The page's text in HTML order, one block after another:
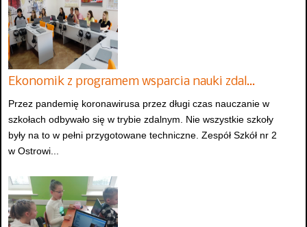
Ekonomik z programem wsparcia nauki zdal…
Przez pandemię koronawirusa przez długi czas nauczanie w
szkołach odbywało się w trybie zdalnym. Nie wszystkie szkoły
były na to w pełni przygotowane techniczne. Zespół Szkół nr 2
w Ostrowi...